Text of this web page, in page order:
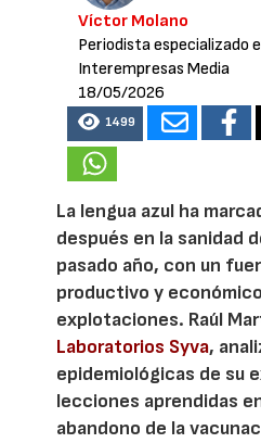
Víctor Molano
Periodista especializado
Interempresas Media
18/05/2026
1499
La lengua azul ha
después en la sanidad
pasado año, con un
productivo y
explotaciones. Raúl
Laboratorios Syva,
epidemiológicas de su
lecciones aprendidas
abandono de la